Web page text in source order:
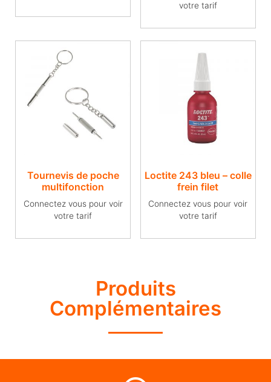
votre tarif
Tournevis de poche
multifonction
Connectez vous pour voir
votre tarif
Loctite 243 bleu – colle
frein filet
Connectez vous pour voir
votre tarif
Produits
Complémentaires